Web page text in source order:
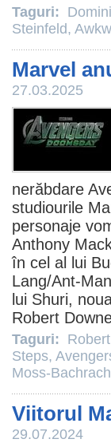
Taguri:
Steinfeld,
Marvel
27.03.2025
nerăbdare
studiourile
personaje
Anthony
în cel al lui
Lang/Ant-
lui Shuri,
Robert
Taguri:
Steps,
Moss-Bachrach
Viitorul
29.07.2024